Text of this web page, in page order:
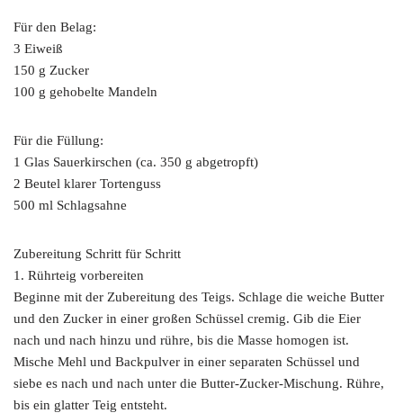
Für den Belag:
3 Eiweiß
150 g Zucker
100 g gehobelte Mandeln
Für die Füllung:
1 Glas Sauerkirschen (ca. 350 g abgetropft)
2 Beutel klarer Tortenguss
500 ml Schlagsahne
Zubereitung Schritt für Schritt
1. Rührteig vorbereiten
Beginne mit der Zubereitung des Teigs. Schlage die weiche Butter
und den Zucker in einer großen Schüssel cremig. Gib die Eier
nach und nach hinzu und rühre, bis die Masse homogen ist.
Mische Mehl und Backpulver in einer separaten Schüssel und
siebe es nach und nach unter die Butter-Zucker-Mischung. Rühre,
bis ein glatter Teig entsteht.